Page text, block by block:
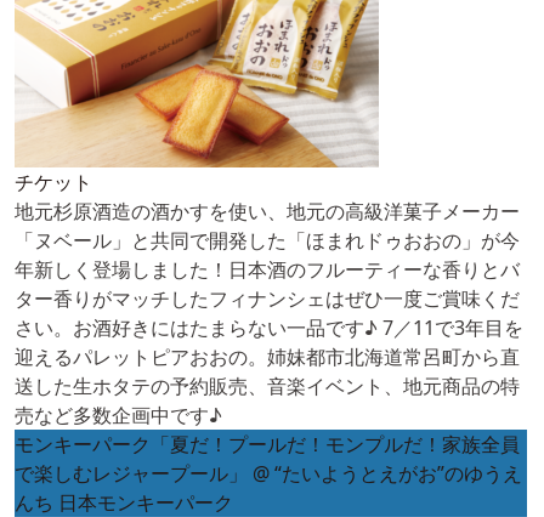
チケット
地元杉原酒造の酒かすを使い、地元の高級洋菓子メーカー
「ヌベール」と共同で開発した「ほまれドゥおおの」が今
年新しく登場しました！日本酒のフルーティーな香りとバ
ター香りがマッチしたフィナンシェはぜひ一度ご賞味くだ
さい。お酒好きにはたまらない一品です♪ 7／11で3年目を
迎えるパレットピアおおの。姉妹都市北海道常呂町から直
送した生ホタテの予約販売、音楽イベント、地元商品の特
売など多数企画中です♪
モンキーパーク「夏だ！プールだ！モンプルだ！家族全員
で楽しむレジャープール」 @ “たいようとえがお”のゆうえ
んち 日本モンキーパーク